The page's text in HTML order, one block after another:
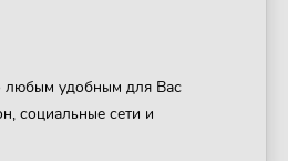
любым удобным для Вас
социальные сети и